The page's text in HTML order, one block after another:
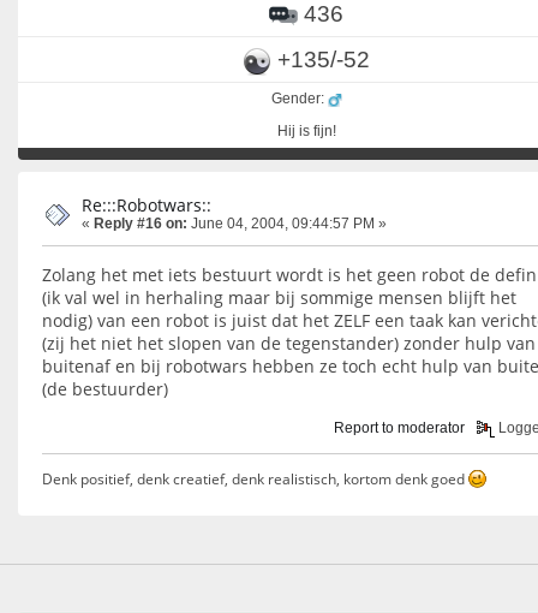
436
+135/-52
Gender:
Hij is fijn!
Re:::Robotwars::
« Reply #16 on: June 04, 2004, 09:44:57 PM »
Zolang het met iets bestuurt wordt is het geen robot de
(ik val wel in herhaling maar bij sommige mensen blijft het
nodig) van een robot is juist dat het ZELF een taak kan
(zij het niet het slopen van de tegenstander) zonder hulp van
buitenaf en bij robotwars hebben ze toch echt hulp van
(de bestuurder)
Report to moderator
Denk positief, denk creatief, denk realistisch, kortom denk goed